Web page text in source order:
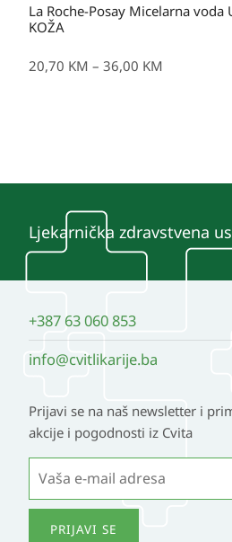
La Roche-Posay Micelarna voda
KOŽA
20,70 KM – 36,00 KM
Ljekarnička zdravstvena
+387 63 060 853
info@cvitlikarije.ba
Prijavi se na naš newsletter i
akcije i pogodnosti iz Cvita